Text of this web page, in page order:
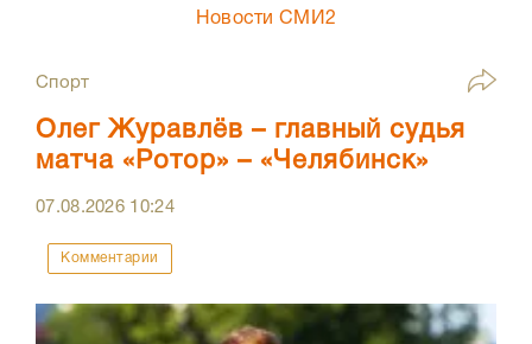
Новости СМИ2
Спорт
Олег Журавлёв – главный судья
матча «Ротор» – «Челябинск»
07.08.2026 10:24
Комментарии